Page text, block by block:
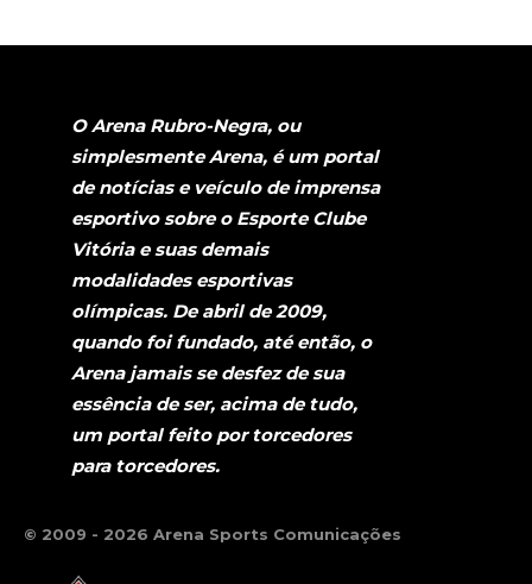
O Arena Rubro-Negra, ou
simplesmente Arena, é um portal
de notícias e veículo de imprensa
esportivo sobre o Esporte Clube
Vitória e suas demais
modalidades esportivas
olímpicas. De abril de 2009,
quando foi fundado, até então, o
Arena jamais se desfez de sua
essência de ser, acima de tudo,
um portal feito por torcedores
para torcedores.
© 2009 - 2026 Arena Sports Comunicações